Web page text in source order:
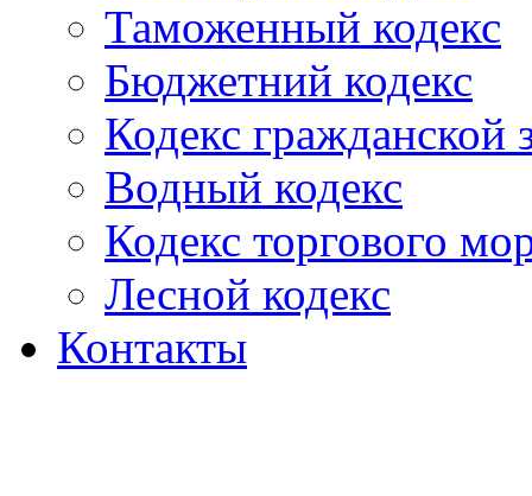
Таможенный кодекс
Бюджетний кодекс
Кодекс гражданской
Водный кодекс
Кодекс торгового
Лесной кодекс
Контакты